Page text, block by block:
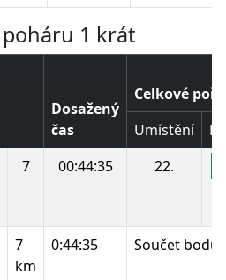
poháru 1 krát
Dosažený
čas
Celkové
Umístění
7 00:44:35 22.
7
km
0:44:35 Součet bodů: